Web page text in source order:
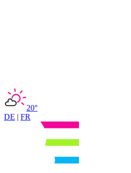
20°
DE | FR